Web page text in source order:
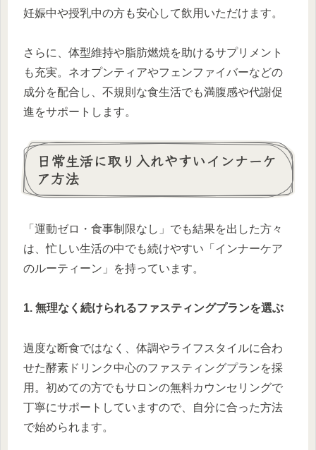
妊娠中や授乳中の方も安心して飲用いただけます。
さらに、体型維持や脂肪燃焼を助けるサプリメント
も充実。ネオプンティアやフェンファイバーなどの
成分を配合し、不規則な食生活でも満腹感や代謝促
進をサポートします。
日常生活に取り入れやすいインナーケ
ア方法
「運動ゼロ・食事制限なし」でも結果を出した方々
は、忙しい生活の中でも続けやすい「インナーケア
のルーティーン」を持っています。
1. 無理なく続けられるファスティングプランを選ぶ
過度な断食ではなく、体調やライフスタイルに合わ
せた酵素ドリンク中心のファスティングプランを採
用。初めての方でもサロンの無料カウンセリングで
丁寧にサポートしていますので、自分に合った方法
で始められます。